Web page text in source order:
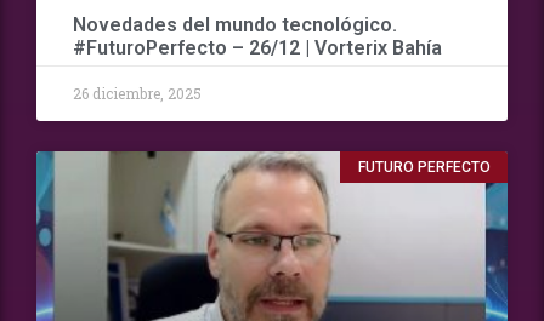
Novedades del mundo tecnológico.
#FuturoPerfecto – 26/12 | Vorterix Bahía
26 diciembre, 2025
FUTURO PERFECTO